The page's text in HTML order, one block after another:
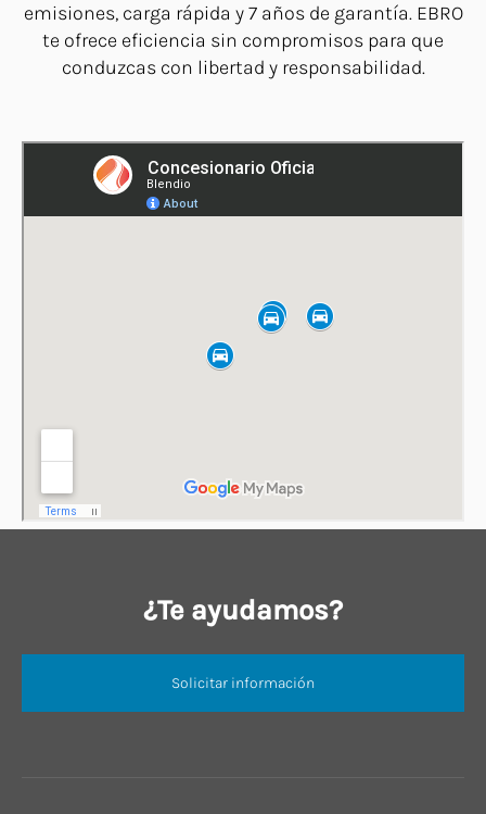
emisiones, carga rápida y 7 años de garantía. EBRO
te ofrece eficiencia sin compromisos para que
conduzcas con libertad y responsabilidad.
¿Te ayudamos?
Solicitar información